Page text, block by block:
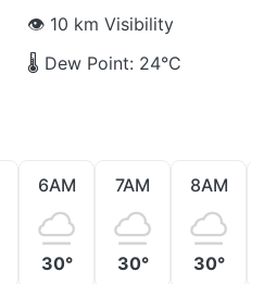
👁️ 10 km Visibility
🌡️ Dew Point: 24°C
6AM
30°
7AM
30°
8AM
30°